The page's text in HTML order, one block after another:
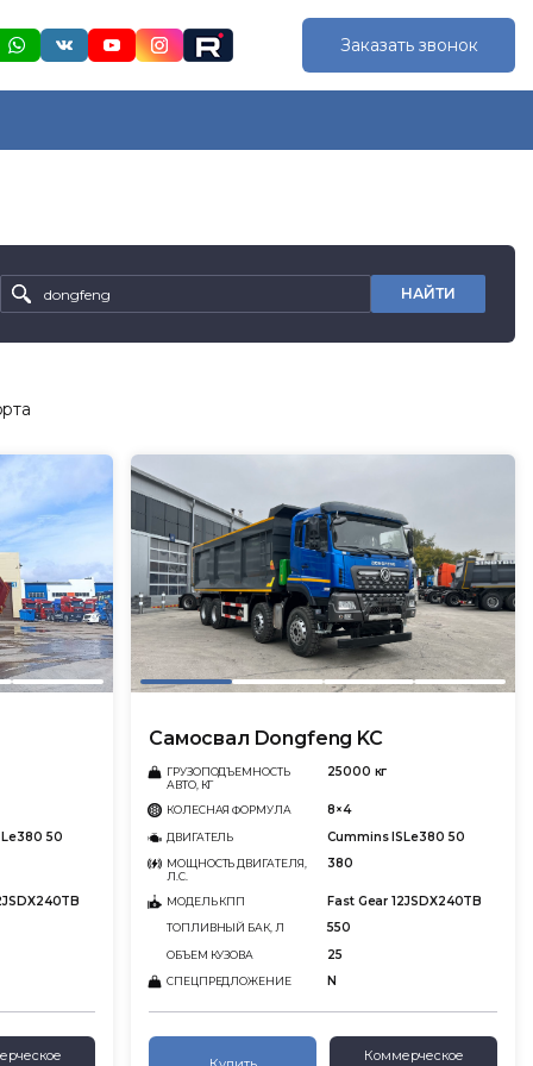
Заказать звонок
НАЙТИ
50
Самосвал Dongfeng KC
ГРУЗОПОДЪЕМНОСТЬ
АВТО, КГ
25000 кг
КОЛЕСНАЯ ФОРМУЛА 8×4
ДВИГАТЕЛЬ Cummins ISLe380 50
МОЩНОСТЬ ДВИГАТЕЛЯ,
Л.С.
380
МОДЕЛЬ КПП Fast Gear 12JSDX240TB
ТОПЛИВНЫЙ БАК, Л 550
ОБЪЕМ КУЗОВА 25
СПЕЦПРЕДЛОЖЕНИЕ N
Коммерческое